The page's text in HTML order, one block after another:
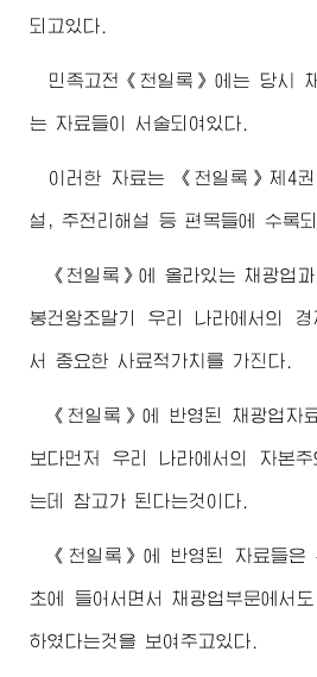
되고있다.
민족고전《천일록》에는 당시
는 자료들이 서술되여있다.
이러한 자료는 《천일록》제4
설, 주전리해설 등 편목들에 수록되
《천일록》에 올라있는 채광업
봉건왕조말기 우리 나라에서의 경
서 중요한 사료적가치를 가진다.
《천일록》에 반영된 채광업자
보다먼저 우리 나라에서의 자본주
는데 참고가 된다는것이다.
《천일록》에 반영된 자료들은
초에 들어서면서 채광업부문에서
하였다는것을 보여주고있다.